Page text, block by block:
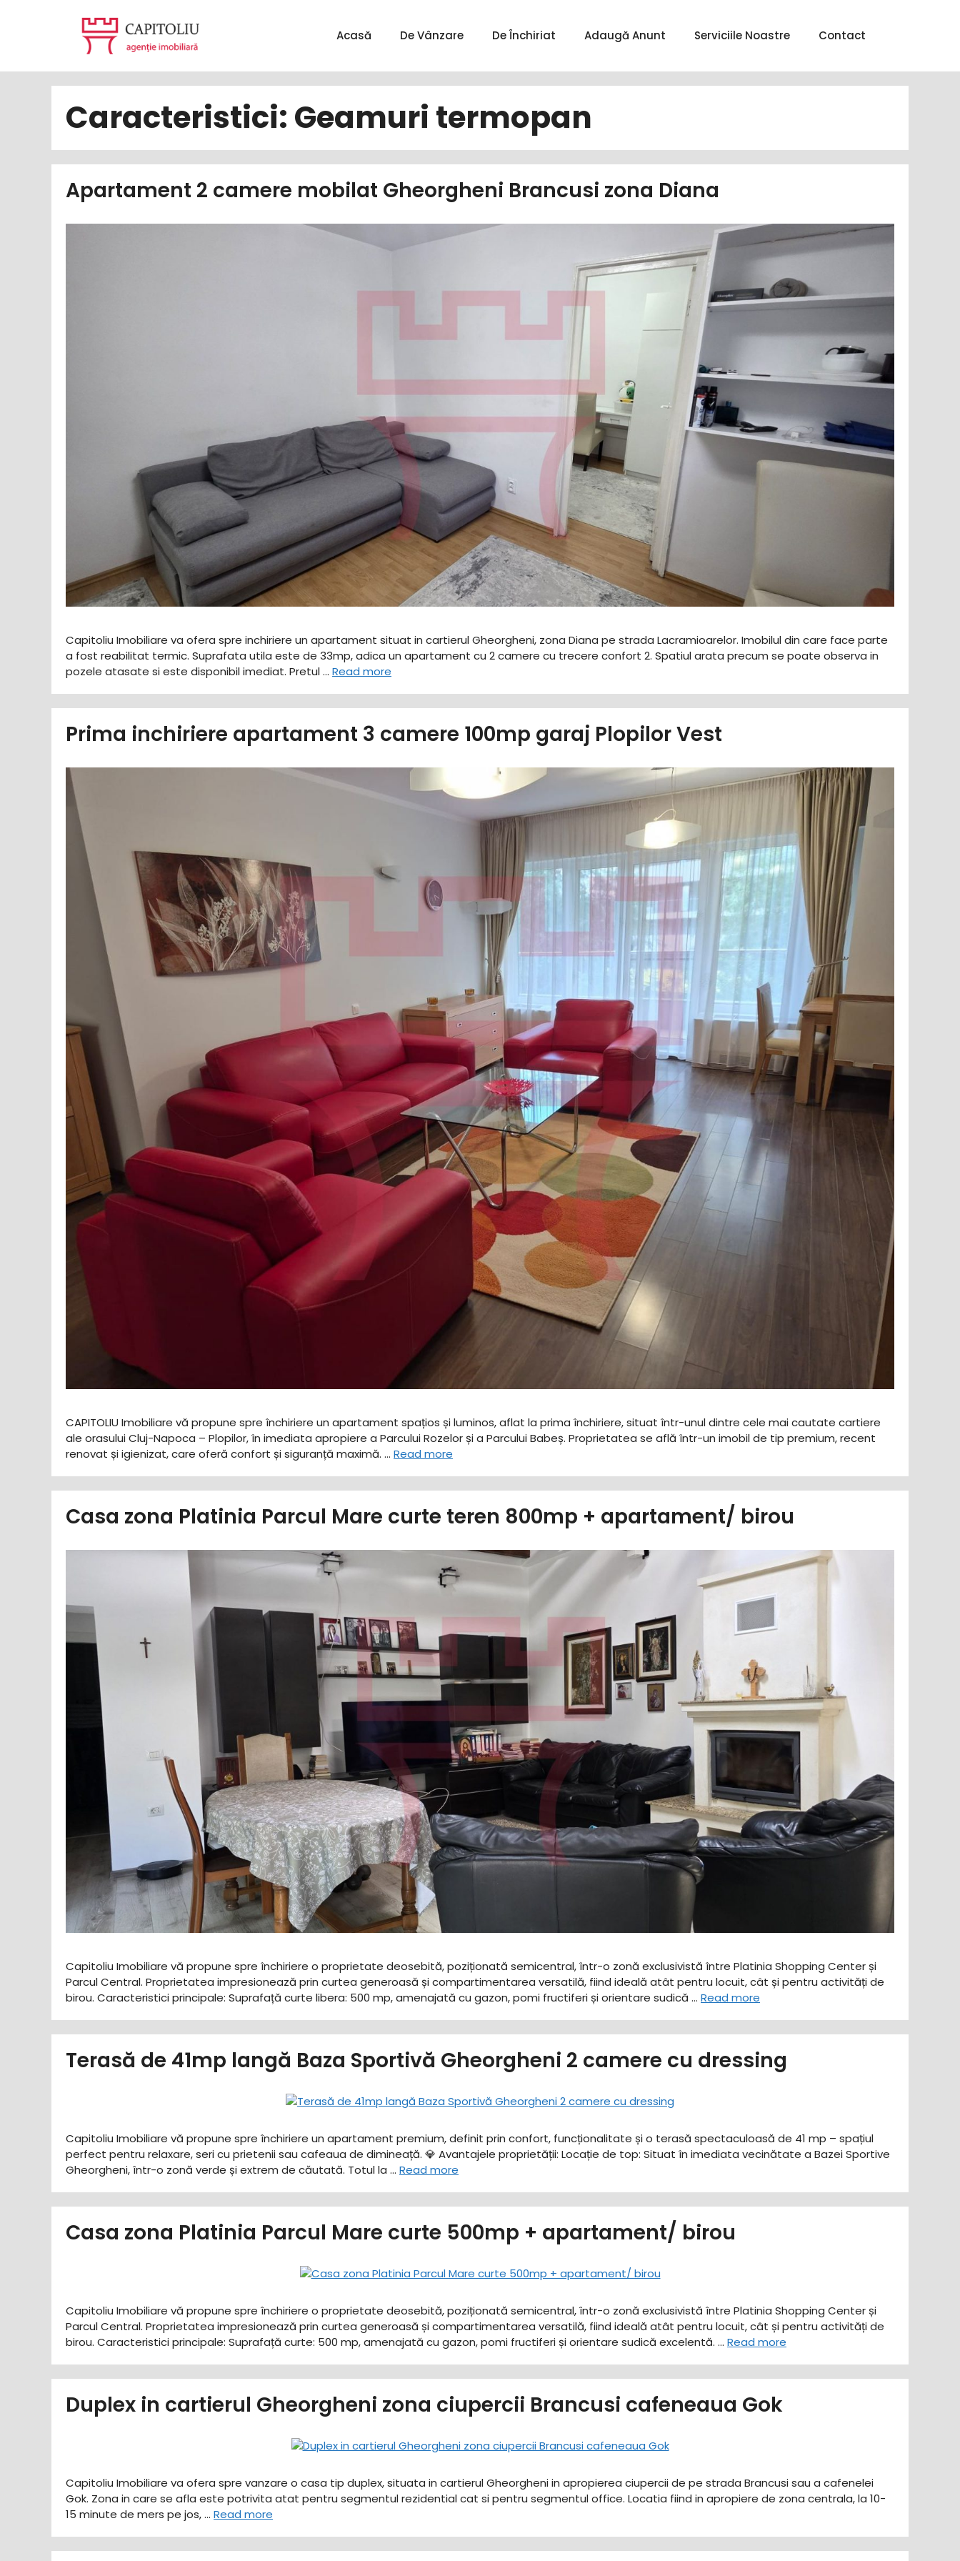
Acasă De Vânzare De Închiriat Adaugă Anunt Serviciile Noastre Contact
Caracteristici: Geamuri termopan
Apartament 2 camere mobilat Gheorgheni Brancusi zona Diana
Capitoliu Imobiliare va ofera spre inchiriere un apartament situat in cartierul Gheorgheni, zona Diana pe strada Lacramioarelor. Imobilul din care face parte
a fost reabilitat termic. Suprafata utila este de 33mp, adica un apartament cu 2 camere cu trecere confort 2. Spatiul arata precum se poate observa in
pozele atasate si este disponibil imediat. Pretul … Read more
Prima inchiriere apartament 3 camere 100mp garaj Plopilor Vest
CAPITOLIU Imobiliare vă propune spre închiriere un apartament spațios și luminos, aflat la prima închiriere, situat într-unul dintre cele mai cautate cartiere
ale orasului Cluj-Napoca – Plopilor, în imediata apropiere a Parcului Rozelor și a Parcului Babeș. ​Proprietatea se află într-un imobil de tip premium, recent
renovat și igienizat, care oferă confort și siguranță maximă. … Read more
Casa zona Platinia Parcul Mare curte teren 800mp + apartament/ birou
Capitoliu Imobiliare vă propune spre închiriere o proprietate deosebită, poziționată semicentral, într-o zonă exclusivistă între Platinia Shopping Center și
Parcul Central. Proprietatea impresionează prin curtea generoasă și compartimentarea versatilă, fiind ideală atât pentru locuit, cât și pentru activități de
birou. ​Caracteristici principale: ​Suprafață curte libera: 500 mp, amenajată cu gazon, pomi fructiferi și orientare sudică … Read more
Terasă de 41mp langă Baza Sportivă Gheorgheni 2 camere cu dressing
Capitoliu Imobiliare vă propune spre închiriere un apartament premium, definit prin confort, funcționalitate și o terasă spectaculoasă de 41 mp – spațiul
perfect pentru relaxare, seri cu prietenii sau cafeaua de dimineață. ​💎 Avantajele proprietății: ​Locație de top: Situat în imediata vecinătate a Bazei Sportive
Gheorgheni, într-o zonă verde și extrem de căutată. ​Totul la … Read more
Casa zona Platinia Parcul Mare curte 500mp + apartament/ birou
Capitoliu Imobiliare vă propune spre închiriere o proprietate deosebită, poziționată semicentral, într-o zonă exclusivistă între Platinia Shopping Center și
Parcul Central. Proprietatea impresionează prin curtea generoasă și compartimentarea versatilă, fiind ideală atât pentru locuit, cât și pentru activități de
birou. ​Caracteristici principale: ​Suprafață curte: 500 mp, amenajată cu gazon, pomi fructiferi și orientare sudică excelentă. … Read more
Duplex in cartierul Gheorgheni zona ciupercii Brancusi cafeneaua Gok
Capitoliu Imobiliare va ofera spre vanzare o casa tip duplex, situata in cartierul Gheorgheni in apropierea ciupercii de pe strada Brancusi sau a cafenelei
Gok. Zona in care se afla este potrivita atat pentru segmentul rezidential cat si pentru segmentul office. Locatia fiind in apropiere de zona centrala, la 10-
15 minute de mers pe jos, … Read more